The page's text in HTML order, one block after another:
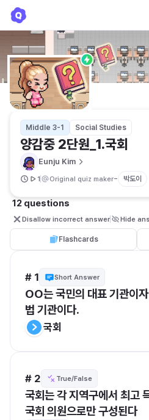
Middle 3-1 Social Studies
양감중 2단원_1.국회
Eunju Kim
1 Original quiz maker- 박도이
12 questions
Disallow incorrect answer Hide
Flashcards
# 1 Short Answer
OO는 국민의 대표 기관이
법 기관이다.
국회
# 2 True/False
국회는 각 지역구에서 최고
국회 의원으로만 구성된다